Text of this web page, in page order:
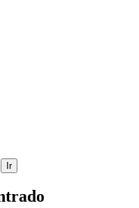
Ir